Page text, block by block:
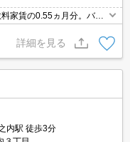
家賃の0.55ヵ月分。バ
詳細を見る
内駅 徒歩3分